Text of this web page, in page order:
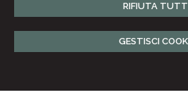
RIFIUTA
GESTISCI